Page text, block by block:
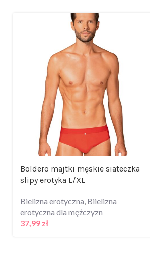
Boldero majtki męskie siateczka
slipy erotyka L/XL
Bielizna erotyczna, Biielizna
erotyczna dla mężczyzn
37,99 zł